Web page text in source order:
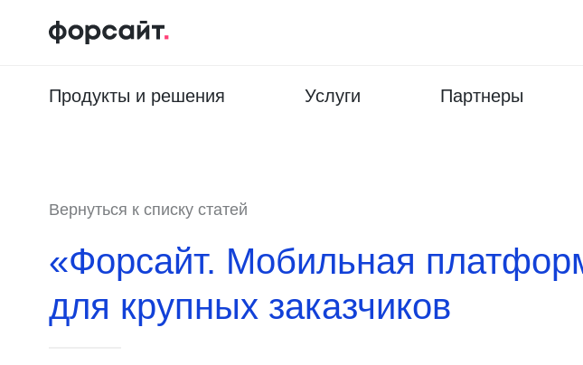
Продукты и решения Услуги Партнеры
Вернуться к списку статей
«Форсайт. Мобильная
для крупных заказчиков